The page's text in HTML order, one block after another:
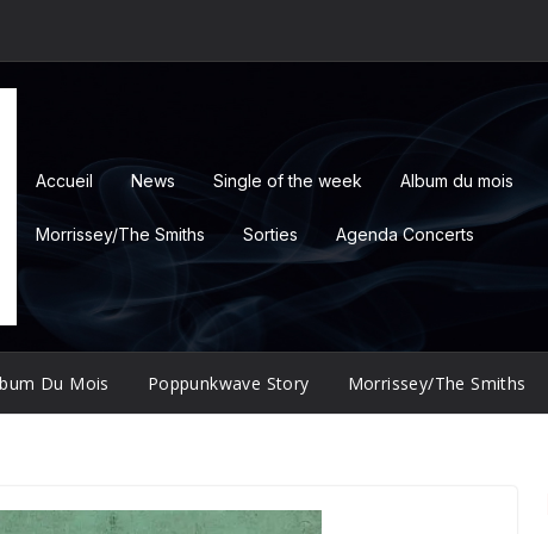
Accueil News Single of the week Album du mois
Morrissey/The Smiths Sorties Agenda Concerts
Du Mois Poppunkwave Story Morrissey/The Smiths